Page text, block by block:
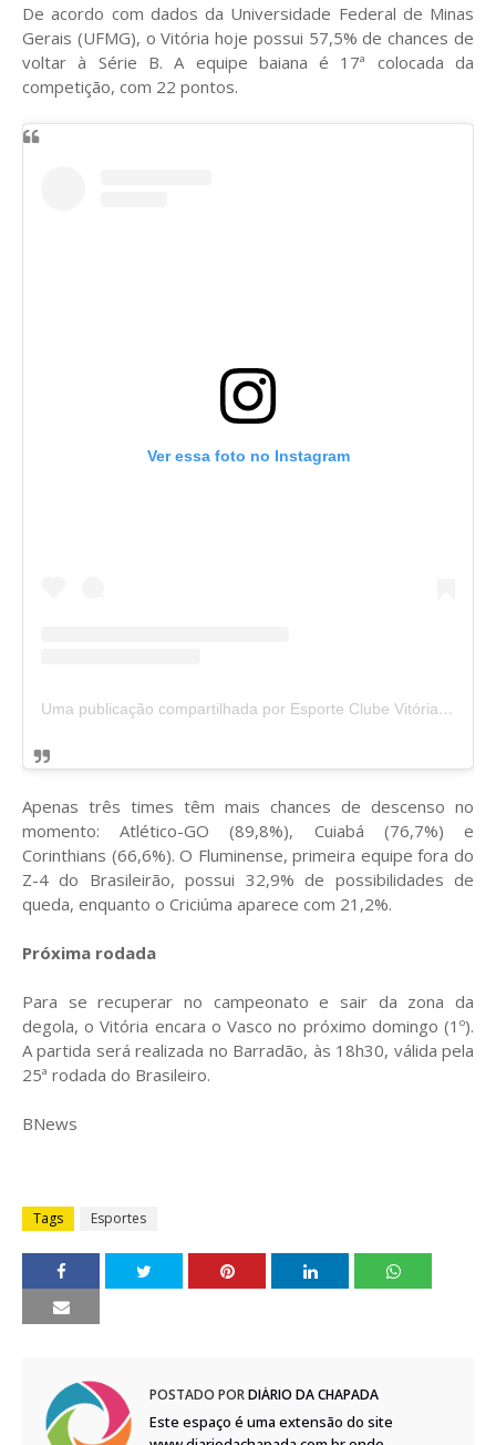
De acordo com dados da Universidade Federal de Minas
Gerais (UFMG), o Vitória hoje possui 57,5% de chances de
voltar à Série B. A equipe baiana é 17ª colocada da
competição, com 22 pontos.
Ver essa foto no Instagram
Uma publicação compartilhada por Esporte Clube Vitória (@ecvitoria)
Apenas três times têm mais chances de descenso no
momento: Atlético-GO (89,8%), Cuiabá (76,7%) e
Corinthians (66,6%). O Fluminense, primeira equipe fora do
Z-4 do Brasileirão, possui 32,9% de possibilidades de
queda, enquanto o Criciúma aparece com 21,2%.
Próxima rodada
Para se recuperar no campeonato e sair da zona da
degola, o Vitória encara o Vasco no próximo domingo (1º).
A partida será realizada no Barradão, às 18h30, válida pela
25ª rodada do Brasileiro.
BNews
Tags Esportes
POSTADO PORDIÁRIO DA CHAPADA
Este espaço é uma extensão do site